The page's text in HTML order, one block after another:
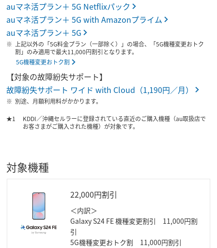
auマネ活プラン＋ 5G Netflixパック
auマネ活プラン＋ 5G with Amazonプライム
auマネ活プラン＋ 5G
上記以外の「5G料金プラン（一部除く）」の場合、「5G機種変更おトク
割」のみ適用で最大11,000円割引となります。
5G機種変更おトク割
【対象の故障紛失サポート】
故障紛失サポート ワイド with Cloud（1,190円／月）
別途、月額利用料がかかります。
KDDI／沖縄セルラーに登録されている直近のご購入機種（au取扱店で
お客さまがご購入された機種）が対象です。
対象機種
22,000円割引
＜内訳＞
Galaxy S24 FE 機種変更割引 11,000円割
引
5G機種変更おトク割 11,000円割引